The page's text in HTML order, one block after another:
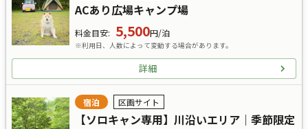
ACあり広場キャンプ場
料金目安: 5,500円/泊
※利用日、人数によって変動する場合があります。
詳細
宿泊 区画サイト
【ソロキャン専用】川沿いエリア｜季節限定